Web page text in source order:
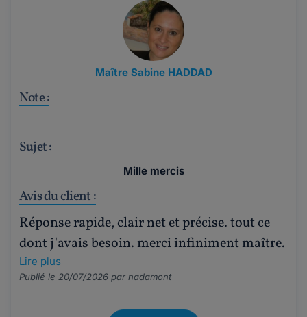
Maître Sabine HADDAD
Note :
Sujet :
Mille mercis
Avis du client :
Réponse rapide, clair net et précise. tout ce
dont j'avais besoin. merci infiniment maître.
Lire plus
Publié le 20/07/2026 par nadamont